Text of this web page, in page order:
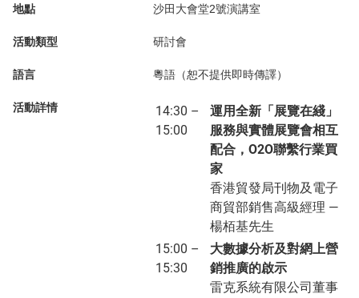
地點 沙田大會堂2號演講室
活動類型 研討會
語言 粵語（恕不提供即時傳譯）
活動詳情
14:30 –
15:00
運用全新「展覽在綫」
服務與實體展覽會相互
配合，O2O聯繫行業買
家
香港貿發局刊物及電子
商貿部銷售高級經理 —
楊栢基先生
15:00 –
15:30
大數據分析及對網上營
銷推廣的啟示
雷克系統有限公司董事